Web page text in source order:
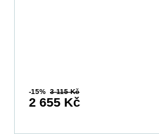
-15% 3 115 Kč
2 655 Kč